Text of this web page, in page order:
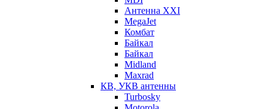
Антенна XXI
MegaJet
Комбат
Байкал
Байкал
Midland
Maxrad
КВ, УКВ антенны
Turbosky